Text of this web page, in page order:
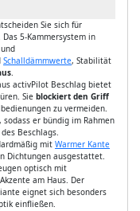
Sie sich für
5-Kammersystem in
Schalldämmwerte, Stabilität
.
activPilot Beschlag bietet
Sie blockiert den Griff
zu vermeiden.
, sodass er bündig im Rahmen
des Beschlags.
mit Warmer Kante
Dichtungen ausgestattet.
optisch mit
am Haus. Der
eignet sich besonders
einfließen.